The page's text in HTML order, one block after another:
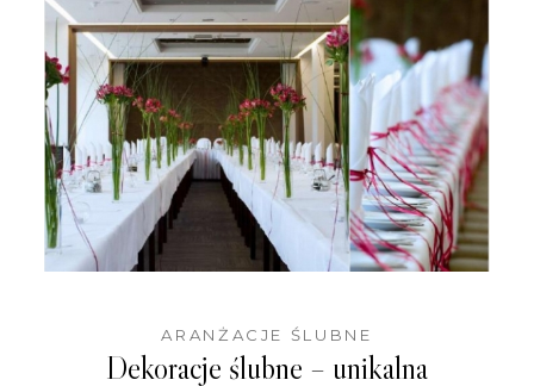
ARANŻACJE ŚLUBNE
Dekoracje ślubne – unikalna